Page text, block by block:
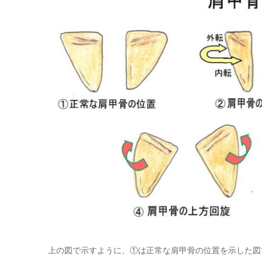
上の図で示すように、①は正常な肩甲骨の位置を示した